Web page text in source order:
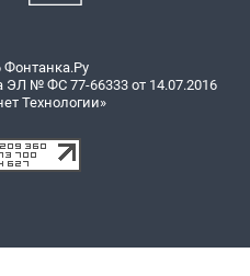
Фонтанка.Ру
ЭЛ № ФС 77-66333 от 14.07.2016
Технологии»